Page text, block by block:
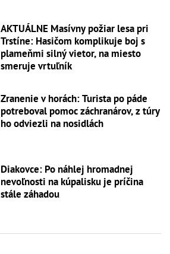
AKTUÁLNE Masívny požiar lesa pri
Trstíne: Hasičom komplikuje boj s
plameňmi silný vietor, na miesto
smeruje vrtuľník
Zranenie v horách: Turista po páde
potreboval pomoc záchranárov, z túry
ho odviezli na nosidlách
Diakovce: Po náhlej hromadnej
nevoľnosti na kúpalisku je príčina
stále záhadou